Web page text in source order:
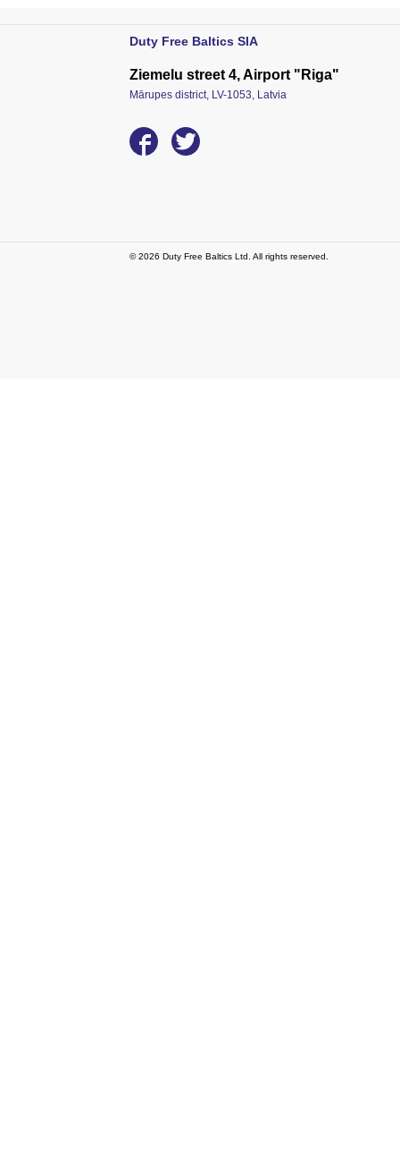
Duty Free Baltics SIA
Ziemelu street 4, Airport "Riga"
Mārupes district, LV-1053, Latvia
© 2026 Duty Free Baltics Ltd. All rights reserved.